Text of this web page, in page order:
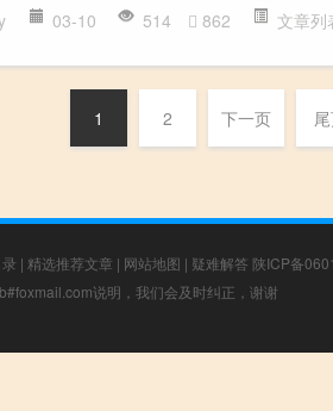
03-10 514 862 文章列
1 2 下一页
| 精选推荐文章 | 网站地图 | 疑难解答 陕ICP备
说明，我们会及时纠正，谢谢